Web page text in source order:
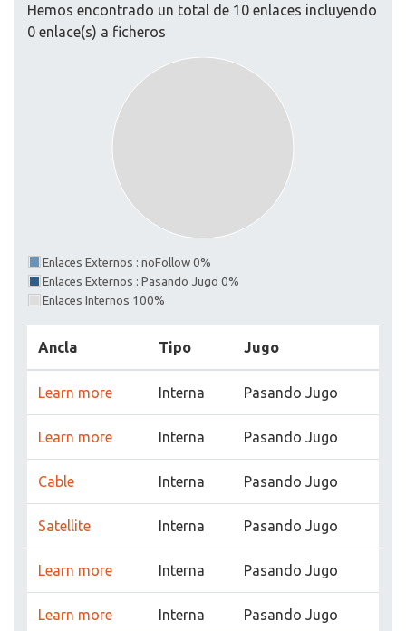
Hemos encontrado un total de 10 enlaces incluyendo
0 enlace(s) a ficheros
Enlaces Externos : noFollow 0%
Enlaces Externos : Pasando Jugo 0%
Enlaces Internos 100%
Ancla Tipo Jugo
Learn more Interna Pasando Jugo
Learn more Interna Pasando Jugo
Cable Interna Pasando Jugo
Satellite Interna Pasando Jugo
Learn more Interna Pasando Jugo
Learn more Interna Pasando Jugo